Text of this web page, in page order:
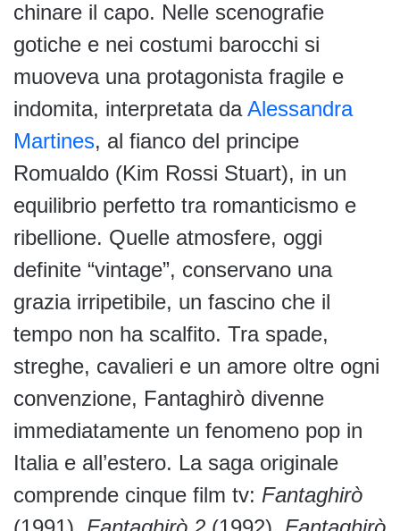
chinare il capo. Nelle scenografie
gotiche e nei costumi barocchi si
muoveva una protagonista fragile e
indomita, interpretata daAlessandra
Martines, al fianco del principe
Romualdo (Kim Rossi Stuart), in un
equilibrio perfetto tra romanticismo e
ribellione. Quelle atmosfere, oggi
definite “vintage”, conservano una
grazia irripetibile, un fascino che il
tempo non ha scalfito. Tra spade,
streghe, cavalieri e un amore oltre ogni
convenzione, Fantaghirò divenne
immediatamente un fenomeno pop in
Italia e all’estero. La saga originale
comprende cinque film tv: Fantaghirò